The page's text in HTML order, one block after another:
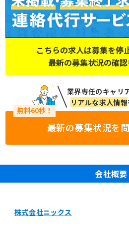
こちらの求人は募集を停
最新の募集状況の確認
業界専任のキャリ
リアルな求人情報
最新の募集状況を
会社概要
株式会社ニックス